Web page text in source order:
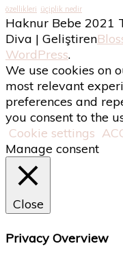
özellikleri üçiplik nedir
Haknur Bebe 2021
Diva | Geliştiren
WordPress.
We use cookies on
most relevant
preferences and
you consent to the
Cookie settings
Manage consent
Close
Privacy Overview